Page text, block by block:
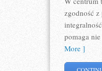
zgodność z
pomaga
More ]